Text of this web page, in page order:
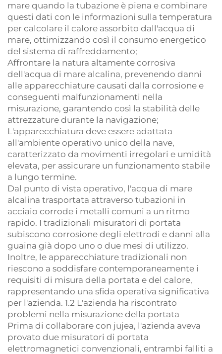
mare quando la tubazione è piena e combinare
questi dati con le informazioni sulla temperatura
per calcolare il calore assorbito dall'acqua di
mare, ottimizzando così il consumo energetico
del sistema di raffreddamento;
Affrontare la natura altamente corrosiva
dell'acqua di mare alcalina, prevenendo danni
alle apparecchiature causati dalla corrosione e
conseguenti malfunzionamenti nella
misurazione, garantendo così la stabilità delle
attrezzature durante la navigazione;
L'apparecchiatura deve essere adattata
all'ambiente operativo unico della nave,
caratterizzato da movimenti irregolari e umidità
elevata, per assicurare un funzionamento stabile
a lungo termine.
Dal punto di vista operativo, l'acqua di mare
alcalina trasportata attraverso tubazioni in
acciaio corrode i metalli comuni a un ritmo
rapido. I tradizionali misuratori di portata
subiscono corrosione degli elettrodi e danni alla
guaina già dopo uno o due mesi di utilizzo.
Inoltre, le apparecchiature tradizionali non
riescono a soddisfare contemporaneamente i
requisiti di misura della portata e del calore,
rappresentando una sfida operativa significativa
per l'azienda. 1.2 L'azienda ha riscontrato
problemi nella misurazione della portata
Prima di collaborare con jujea, l'azienda aveva
provato due misuratori di portata
elettromagnetici convenzionali, entrambi falliti a